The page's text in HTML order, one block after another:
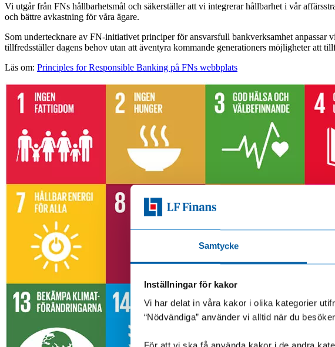
Samtycke
Inställningar för kakor
Vi har delat in våra kakor i olika kategorier
“Nödvändiga” använder vi alltid när du
Vi utgår från FNs hållbarhetsmål och säkerställer att vi integrerar hållbarhet i vår
och bättre avkastning för våra ägare.
Som undertecknare av FN-initiativet principer för ansvarsfull bankverksamhet
tillfredsställer dagens behov utan att äventyra kommande generationers möjligheter att
Läs om: Principles for Responsible Banking på FNs webbplats